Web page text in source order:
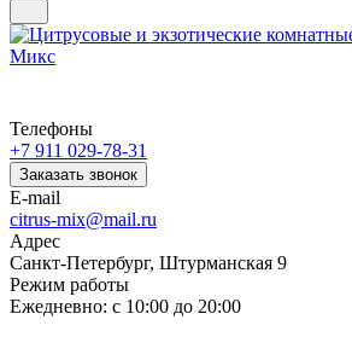
Телефоны
+7 911 029-78-31
Заказать звонок
E-mail
citrus-mix@mail.ru
Адрес
Санкт-Петербург, Штурманская 9
Режим работы
Ежедневно: с 10:00 до 20:00